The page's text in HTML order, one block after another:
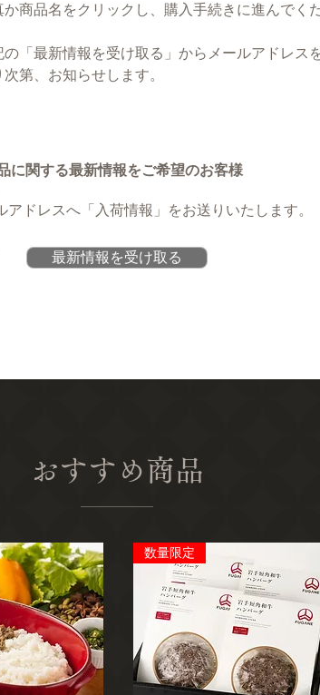
商品名をクリックし、購入手続きに進んでく
「最新情報を受け取る」からメールアドレス
第、お知らせします。
に関する最新情報をご希望のお客様
アドレスへ 「入荷情報」をお送りいたします。
最新情報を受け取る
おすすめ商品
数量限定